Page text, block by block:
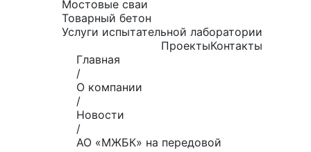
Мостовые сваи
Товарный бетон
Услуги испытательной лаборатории
ПроектыКонтакты
Главная
/
О компании
/
Новости
/
АО «МЖБК» на передовой